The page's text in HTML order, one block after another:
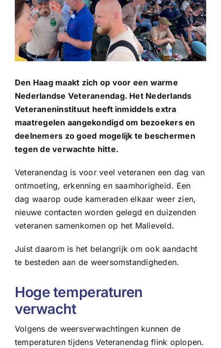
Den Haag maakt zich op voor een warme
Nederlandse Veteranendag. Het Nederlands
Veteraneninstituut heeft inmiddels extra
maatregelen aangekondigd om bezoekers en
deelnemers zo goed mogelijk te beschermen
tegen de verwachte hitte.
Veteranendag is voor veel veteranen een dag van
ontmoeting, erkenning en saamhorigheid. Een
dag waarop oude kameraden elkaar weer zien,
nieuwe contacten worden gelegd en duizenden
veteranen samenkomen op het Malieveld.
Juist daarom is het belangrijk om ook aandacht
te besteden aan de weersomstandigheden.
Hoge temperaturen
verwacht
Volgens de weersverwachtingen kunnen de
temperaturen tijdens Veteranendag flink oplopen.